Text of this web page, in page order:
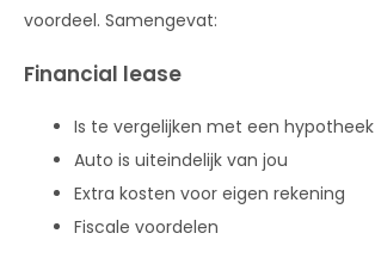
voordeel. Samengevat:
Financial lease
Is te vergelijken met een hypotheek
Auto is uiteindelijk van jou
Extra kosten voor eigen rekening
Fiscale voordelen